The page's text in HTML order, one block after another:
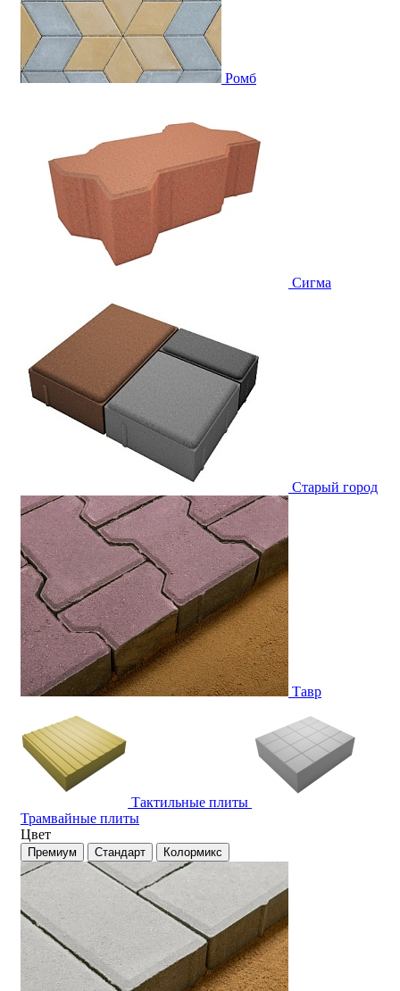
Ромб
Сигма
Старый город
Тавр
Тактильные плиты
Трамвайные плиты
Цвет
Премиум Стандарт Колормикс